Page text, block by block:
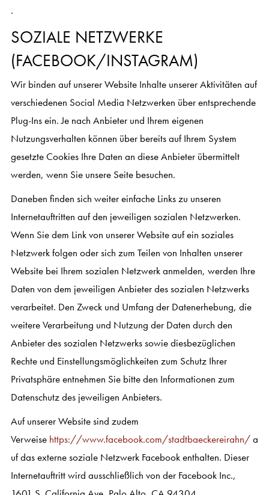
.
SOZIALE NETZWERKE
(FACEBOOK/INSTAGRAM)
Wir binden auf unserer Website Inhalte unserer Aktivitäten auf
verschiedenen Social Media Netzwerken über entsprechende
Plug-Ins ein. Je nach Anbieter und Ihrem eigenen
Nutzungsverhalten können über bereits auf Ihrem System
gesetzte Cookies Ihre Daten an diese Anbieter übermittelt
werden, wenn Sie unsere Seite besuchen.
Daneben finden sich weiter einfache Links zu unseren
Internetauftritten auf den jeweiligen sozialen Netzwerken.
Wenn Sie dem Link von unserer Website auf ein soziales
Netzwerk folgen oder sich zum Teilen von Inhalten unserer
Website bei Ihrem sozialen Netzwerk anmelden, werden Ihre
Daten von dem jeweiligen Anbieter des sozialen Netzwerks
verarbeitet. Den Zweck und Umfang der Datenerhebung, die
weitere Verarbeitung und Nutzung der Daten durch den
Anbieter des sozialen Netzwerks sowie diesbezüglichen
Rechte und Einstellungsmöglichkeiten zum Schutz Ihrer
Privatsphäre entnehmen Sie bitte den Informationen zum
Datenschutz des jeweiligen Anbieters.
Auf unserer Website sind zudem
Verweise https://www.facebook.com/stadtbaeckereirahn/a
uf das externe soziale Netzwerk Facebook enthalten. Dieser
Internetauftritt wird ausschließlich von der Facebook Inc.,